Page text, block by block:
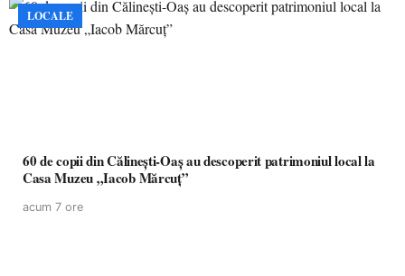
LOCALE
60 de copii din Călinești-Oaș au descoperit patrimoniul local la
Casa Muzeu „Iacob Mărcuț”
acum 7 ore